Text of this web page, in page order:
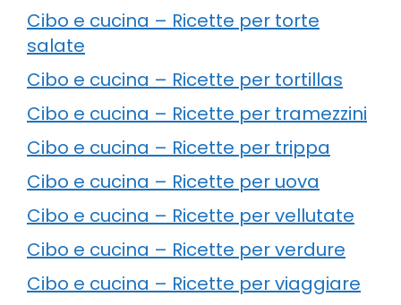
Cibo e cucina – Ricette per torte
salate
Cibo e cucina – Ricette per tortillas
Cibo e cucina – Ricette per tramezzini
Cibo e cucina – Ricette per trippa
Cibo e cucina – Ricette per uova
Cibo e cucina – Ricette per vellutate
Cibo e cucina – Ricette per verdure
Cibo e cucina – Ricette per viaggiare